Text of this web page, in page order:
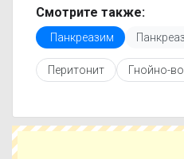
только актуальные
Перед покупкой
инструкцией по
противопоказаниями.
можете подобрать
Чтобы купить
укажите свой город и
Смотрите также:
Панкреазим
Перитонит Гнойно-